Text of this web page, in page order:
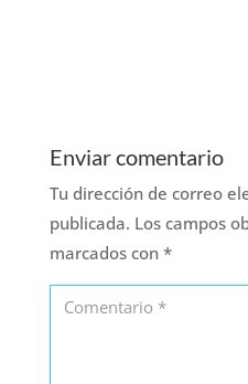
Enviar comentario
Tu dirección de correo
publicada. Los campos
marcados con *